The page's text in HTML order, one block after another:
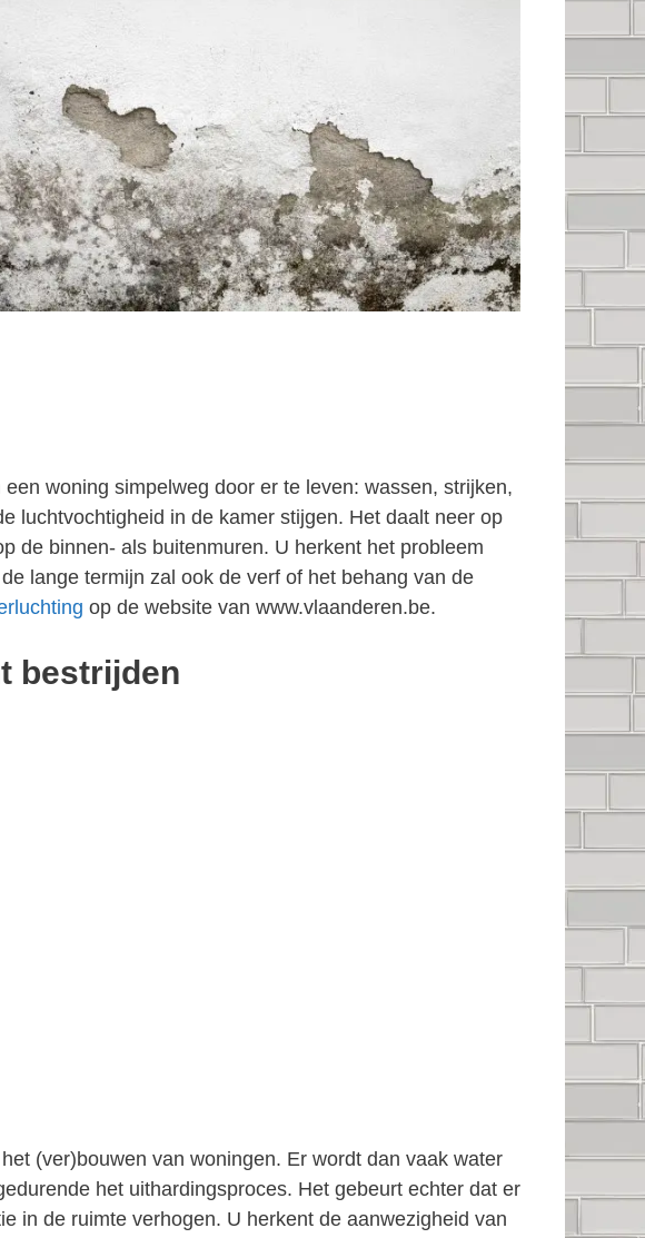
woning simpelweg door er te leven: wassen, strijken,
luchtvochtigheid in de kamer stijgen. Het daalt neer op
de binnen- als buitenmuren. U herkent het probleem
lange termijn zal ook de verf of het behang van de
op de website van www.vlaanderen.be.
bestrijden
(ver)bouwen van woningen. Er wordt dan vaak water
het uithardingsproces. Het gebeurt echter dat er
in de ruimte verhogen. U herkent de aanwezigheid van